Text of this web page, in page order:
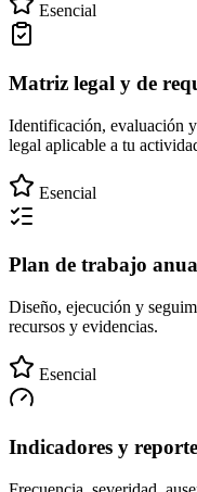
Esencial
Matriz legal y de
Identificación, evaluación
legal aplicable a tu
Esencial
Plan de trabajo
Diseño, ejecución y
recursos y evidencias.
Esencial
Indicadores y